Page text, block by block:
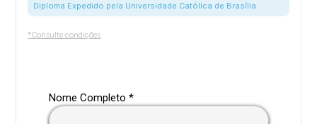
Diploma Expedido pela Universidade Católica de Brasília
*Consulte condições